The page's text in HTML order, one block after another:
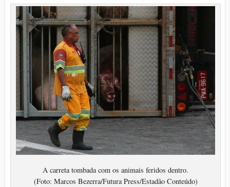
A carreta tombada com os animais feridos dentro.
(Foto: Marcos Bezerra/Futura Press/Estadão Conteúdo)